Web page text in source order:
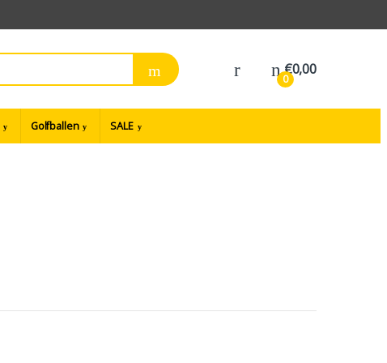
0
€0,00
Golfballen SALE